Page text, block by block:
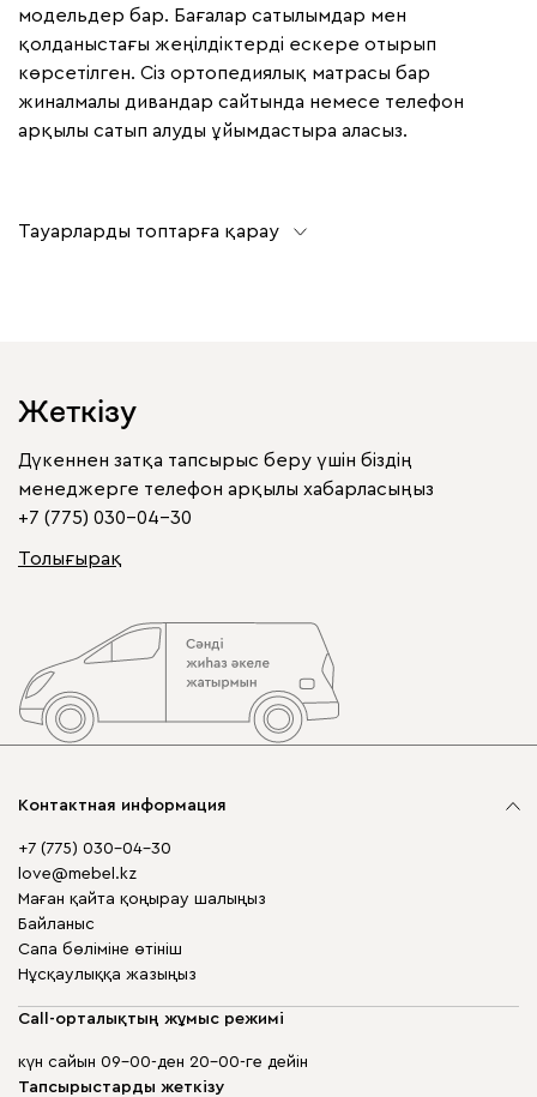
модельдер бар. Бағалар сатылымдар мен
қолданыстағы жеңілдіктерді ескере отырып
көрсетілген. Сіз ортопедиялық матрасы бар
жиналмалы дивандар сайтында немесе телефон
арқылы сатып алуды ұйымдастыра аласыз.
Тауарларды топтарға қарау
Жеткізу
Дүкеннен затқа тапсырыс беру үшін біздің
менеджерге телефон арқылы хабарласыңыз
+7 (775) 030-04-30
Толығырақ
Контактная информация
+7 (775) 030-04-30
love@mebel.kz
Маған қайта қоңырау шалыңыз
Байланыс
Сапа бөліміне өтініш
Нұсқаулыққа жазыңыз
Call-орталықтың жұмыс режимі
күн сайын 09-00-ден 20-00-ге дейін
Тапсырыстарды жеткізу